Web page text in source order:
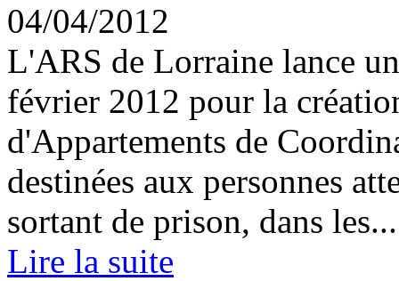
04/04/2012
L'ARS de Lorraine lance
février 2012 pour la
d'Appartements de
destinées aux personnes
sortant de prison, dans les...
Lire la suite